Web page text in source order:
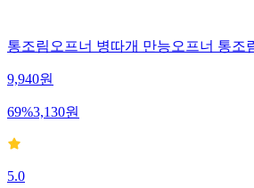
통조림오프너 병따개 만능오프너 통조
9,940원
69%3,130원
5.0